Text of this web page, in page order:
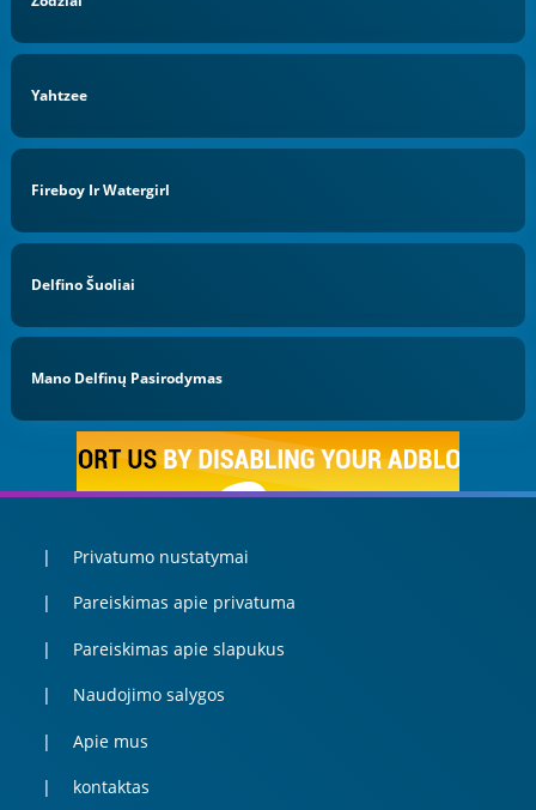
Yahtzee
Fireboy Ir Watergirl
Delfino Šuoliai
Mano Delfinų Pasirodymas
Privatumo nustatymai
Pareiskimas apie privatuma
Pareiskimas apie slapukus
Naudojimo salygos
Apie mus
kontaktas